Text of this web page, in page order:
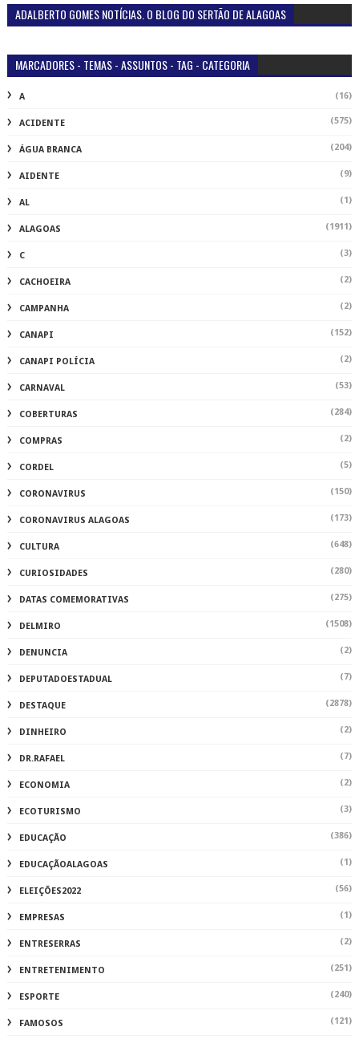
ADALBERTO GOMES NOTÍCIAS. O BLOG DO SERTÃO DE ALAGOAS
MARCADORES - TEMAS - ASSUNTOS - TAG - CATEGORIA
A (16)
ACIDENTE (575)
ÁGUA BRANCA (204)
AIDENTE (9)
AL (1)
ALAGOAS (1911)
C (3)
CACHOEIRA (2)
CAMPANHA (2)
CANAPI (152)
CANAPI POLÍCIA (2)
CARNAVAL (53)
COBERTURAS (284)
COMPRAS (2)
CORDEL (5)
CORONAVIRUS (150)
CORONAVIRUS ALAGOAS (173)
CULTURA (648)
CURIOSIDADES (280)
DATAS COMEMORATIVAS (275)
DELMIRO (1508)
DENUNCIA (2)
DEPUTADOESTADUAL (7)
DESTAQUE (2878)
DINHEIRO (2)
DR.RAFAEL (7)
ECONOMIA (2)
ECOTURISMO (3)
EDUCAÇÃO (386)
EDUCAÇÃOALAGOAS (1)
ELEIÇÕES2022 (56)
EMPRESAS (1)
ENTRESERRAS (2)
ENTRETENIMENTO (251)
ESPORTE (240)
FAMOSOS (121)